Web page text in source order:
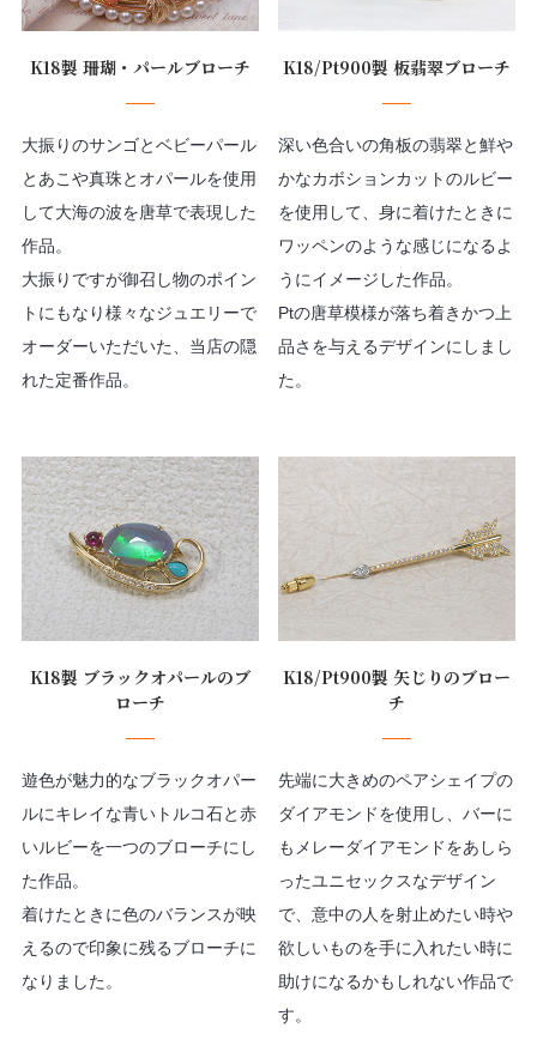
K18製 珊瑚・パールブローチ
大振りのサンゴとベビーパール
とあこや真珠とオパールを使用
して大海の波を唐草で表現した
作品。
大振りですが御召し物のポイン
トにもなり様々なジュエリーで
オーダーいただいた、当店の隠
れた定番作品。
K18/Pt900製 板翡翠ブローチ
深い色合いの角板の翡翠と鮮や
かなカボションカットのルビー
を使用して、身に着けたときに
ワッペンのような感じになるよ
うにイメージした作品。
Ptの唐草模様が落ち着きかつ上
品さを与えるデザインにしまし
た。
K18製 ブラックオパールのブ
ローチ
遊色が魅力的なブラックオパー
ルにキレイな青いトルコ石と赤
いルビーを一つのブローチにし
た作品。
着けたときに色のバランスが映
えるので印象に残るブローチに
なりました。
K18/Pt900製 矢じりのブロー
チ
先端に大きめのペアシェイプの
ダイアモンドを使用し、バーに
もメレーダイアモンドをあしら
ったユニセックスなデザイン
で、意中の人を射止めたい時や
欲しいものを手に入れたい時に
助けになるかもしれない作品で
す。